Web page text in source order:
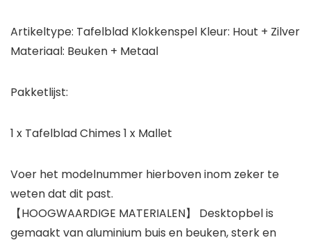
Artikeltype: Tafelblad Klokkenspel Kleur: Hout + Zilver
Materiaal: Beuken + Metaal
Pakketlijst:
1 x Tafelblad Chimes 1 x Mallet
Voer het modelnummer hierboven inom zeker te
weten dat dit past.
【HOOGWAARDIGE MATERIALEN】 Desktopbel is
gemaakt van aluminium buis en beuken, sterk en